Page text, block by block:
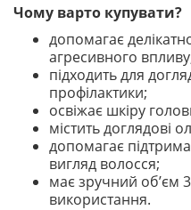
Чому варто купувати?
допомагає
агресивного
підходить для
профілактики;
освіжає шкіру
містить доглядові
допомагає
вигляд волосся;
має зручний об’єм
використання.